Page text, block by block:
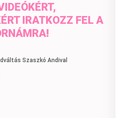
IRATKOZZ FEL A